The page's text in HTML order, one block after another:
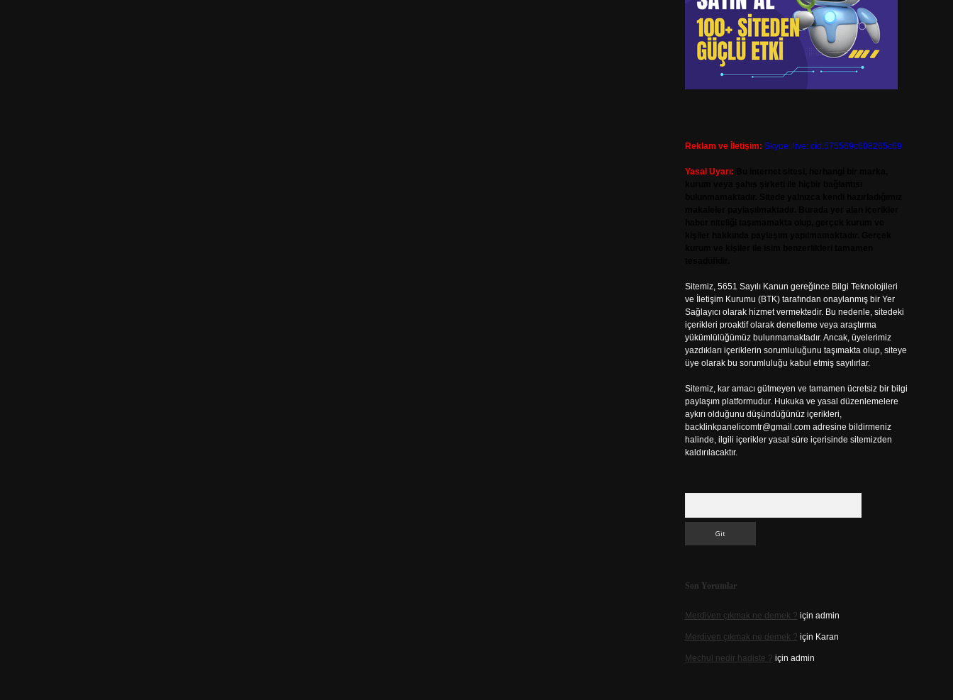
Reklam ve İletişim: Skype: live:.cid.575569c608265c69
Yasal Uyarı:
Sitemiz, 5651 Sayılı Kanun gereğince Bilgi Teknolojileri
ve İletişim Kurumu (BTK) tarafından onaylanmış bir Yer
Sağlayıcı olarak hizmet vermektedir. Bu nedenle, sitedeki
içerikleri proaktif olarak denetleme veya araştırma
yükümlülüğümüz bulunmamaktadır. Ancak, üyelerimiz
yazdıkları içeriklerin sorumluluğunu taşımakta olup, siteye
üye olarak bu sorumluluğu kabul etmiş sayılırlar.
Sitemiz, kar amacı gütmeyen ve tamamen ücretsiz bir bilgi
paylaşım platformudur. Hukuka ve yasal düzenlemelere
aykırı olduğunu düşündüğünüz içerikleri,
backlinkpanelicomtr@gmail.comadresine bildirmeniz
halinde, ilgili içerikler yasal süre içerisinde sitemizden
kaldırılacaktır.
Son Yorumlar
Merdiven çıkmak ne demek ? için admin
Merdiven çıkmak ne demek ? için Karan
Mechul nedir hadiste ? için admin